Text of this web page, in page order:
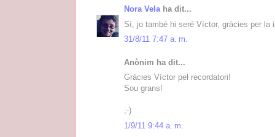
Nora Velaha dit...
Sí, jo també hi seré Víctor, gràcies per la
31/8/11 7:47 a. m.
Anònim ha dit...
Gràcies Víctor pel recordatori!
Sou grans!
;-)
1/9/11 9:44 a. m.